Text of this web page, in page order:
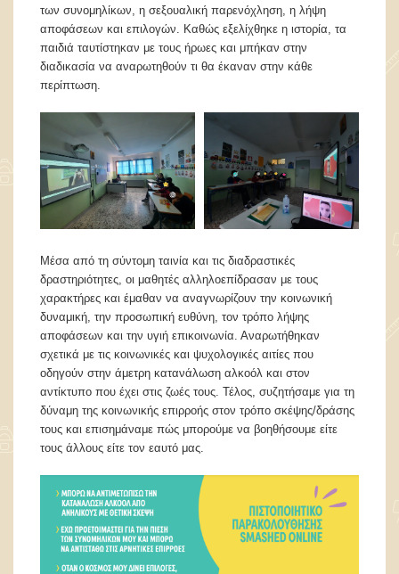
των συνομηλίκων, η σεξουαλική παρενόχληση, η λήψη
αποφάσεων και επιλογών. Καθώς εξελίχθηκε η ιστορία, τα
παιδιά ταυτίστηκαν με τους ήρωες και μπήκαν στην
διαδικασία να αναρωτηθούν τι θα έκαναν στην κάθε
περίπτωση.
Μέσα από τη σύντομη ταινία και τις διαδραστικές
δραστηριότητες, οι μαθητές αλληλοεπίδρασαν με τους
χαρακτήρες και έμαθαν να αναγνωρίζουν την κοινωνική
δυναμική, την προσωπική ευθύνη, τον τρόπο λήψης
αποφάσεων και την υγιή επικοινωνία. Αναρωτήθηκαν
σχετικά με τις κοινωνικές και ψυχολογικές αιτίες που
οδηγούν στην άμετρη κατανάλωση αλκοόλ και στον
αντίκτυπο που έχει στις ζωές τους. Τέλος, συζητήσαμε για τη
δύναμη της κοινωνικής επιρροής στον τρόπο σκέψης/δράσης
τους και επισημάναμε πώς μπορούμε να βοηθήσουμε είτε
τους άλλους είτε τον εαυτό μας.